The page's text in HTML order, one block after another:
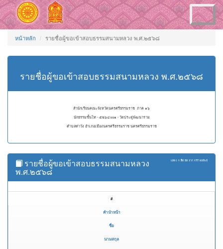
Toggle
navigation
หน้าหลัก รายชื่อผู้ขอเข้าสอบธรรมสนามหลวง พ.ศ.๒๕๖๘
รายชื่อผู้ขอเข้าสอบธรรมสนามหลวง พ.ศ.๒๕๖๘
สำนักเรียนคณะจังหวัดนครศรีธรรมราช ภาค ๑๖
นักธรรมชั้นโท - ๕๒๖๔๐๐๑ - วัดประดู่พัฒนาราม
ตำบลท่าวัง อำเภอเมืองนครศรีธรรมราช นครศรีธรรมราช
แสดง 1 ถึง 50 จาก 177 ผลลัพธ์
รายชื่อผู้ขอเข้าสอบธรรมสนามหลวง
พ.ศ.๒๕๖๘
#
คำนำหน้า
ชื่อ
นามสกุล